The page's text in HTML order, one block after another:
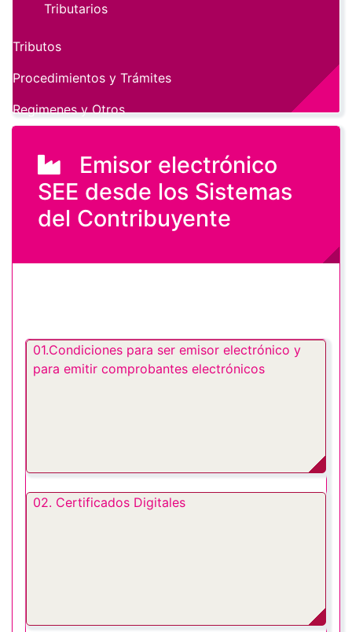
Emisor electrónico
SEE desde los Sistemas
del Contribuyente
01.Condiciones para ser emisor electrónico y
para emitir comprobantes electrónicos
02. Certificados Digitales
Tributarios
Tributos
Procedimientos y Trámites
Regimenes y Otros